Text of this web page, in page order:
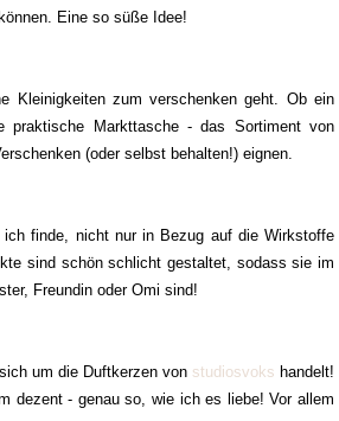
Eine so süße Idee!
Kleinigkeiten zum verschenken geht. Ob ein
praktische Markttasche - das Sortiment von
(oder selbst behalten!) eignen.
finde, nicht nur in Bezug auf die Wirkstoffe
sind schön schlicht gestaltet, sodass sie im
Freundin oder Omi sind!
um die Duftkerzen von studiosvoks handelt!
dezent - genau so, wie ich es liebe! Vor allem